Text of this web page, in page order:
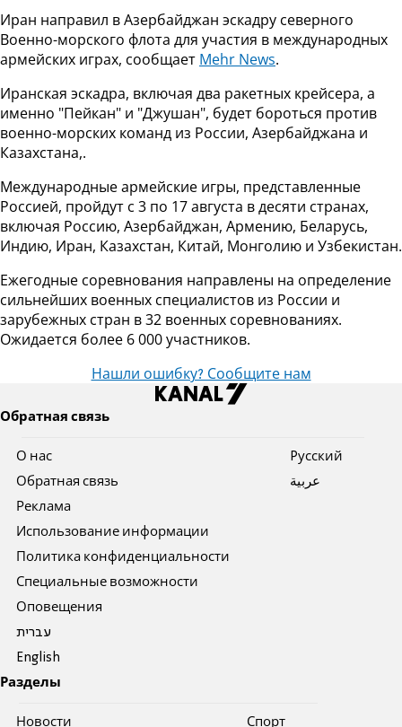
Иран направил в Азербайджан эскадру северного
Военно-морского флота для участия в международных
армейских играх, сообщает Mehr News.
Иранская эскадра, включая два ракетных крейсера, а
именно "Пейкан" и "Джушан", будет бороться против
военно-морских команд из России, Азербайджана и
Казахстана,.
Международные армейские игры, представленные
Россией, пройдут с 3 по 17 августа в десяти странах,
включая Россию, Азербайджан, Армению, Беларусь,
Индию, Иран, Казахстан, Китай, Монголию и Узбекистан.
Ежегодные соревнования направлены на определение
сильнейших военных специалистов из России и
зарубежных стран в 32 военных соревнованиях.
Ожидается более 6 000 участников.
Нашли ошибку? Сообщите нам
Обратная связь
О нас
Обратная связь
Реклама
Использование информации
Политика конфиденциальности
Специальные возможности
Оповещения
עברית
English
Pусский
عربية
Разделы
Новости Спорт